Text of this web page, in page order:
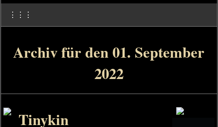
⋮⋮⋮
Archiv für den 01. September
2022
Tinykin